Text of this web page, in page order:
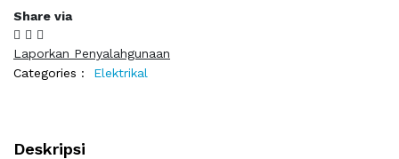
Share via
Laporkan Penyalahgunaan
Categories :
Elektrikal
Deskripsi